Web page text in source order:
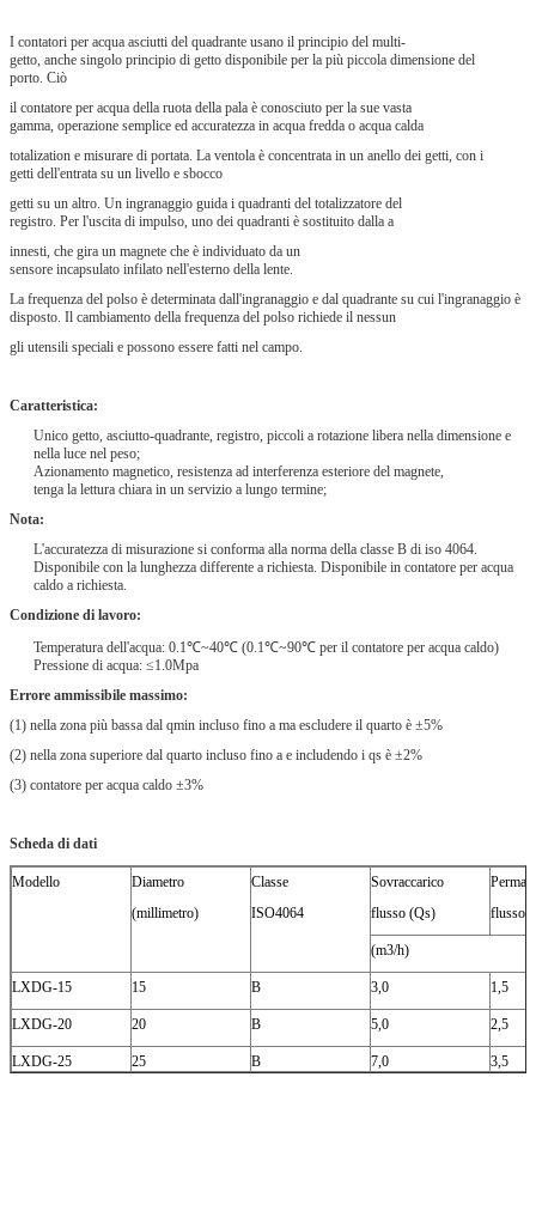
I contatori per acqua asciutti del quadrante usano il principio del multi-
getto, anche singolo principio di getto disponibile per la più piccola dimensione del
porto. Ciò
il contatore per acqua della ruota della pala è conosciuto per la sue vasta
gamma, operazione semplice ed accuratezza in acqua fredda o acqua calda
totalization e misurare di portata. La ventola è concentrata in un anello dei getti, con i
getti dell'entrata su un livello e sbocco
getti su un altro. Un ingranaggio guida i quadranti del totalizzatore del
registro. Per l'uscita di impulso, uno dei quadranti è sostituito dalla a
innesti, che gira un magnete che è individuato da un
sensore incapsulato infilato nell'esterno della lente.
La frequenza del polso è determinata dall'ingranaggio e dal quadrante su cui l'ingranaggio è
disposto. Il cambiamento della frequenza del polso richiede il nessun
gli utensili speciali e possono essere fatti nel campo.
Caratteristica:
Unico getto, asciutto-quadrante, registro, piccoli a rotazione libera nella dimensione e
nella luce nel peso;
Azionamento magnetico, resistenza ad interferenza esteriore del magnete,
tenga la lettura chiara in un servizio a lungo termine;
Nota:
L'accuratezza di misurazione si conforma alla norma della classe B di iso 4064.
Disponibile con la lunghezza differente a richiesta. Disponibile in contatore per acqua
caldo a richiesta.
Condizione di lavoro:
Temperatura dell'acqua: 0.1℃~40℃ (0.1℃~90℃ per il contatore per acqua caldo)
Pressione di acqua: ≤1.0Mpa
Errore ammissibile massimo:
(1) nella zona più bassa dal qmin incluso fino a ma escludere il quarto è ±5%
(2) nella zona superiore dal quarto incluso fino a e includendo i qs è ±2%
(3) contatore per acqua caldo ±3%
Scheda di dati
Modello
Diametro
(millimetro)
Classe
ISO4064
Sovraccarico
flusso (Qs)
flusso
(m3/h)
LXDG-15 15 B 3,0 1,5
LXDG-20 20 B 5,0 2,5
LXDG-25 25 B 7,0 3,5